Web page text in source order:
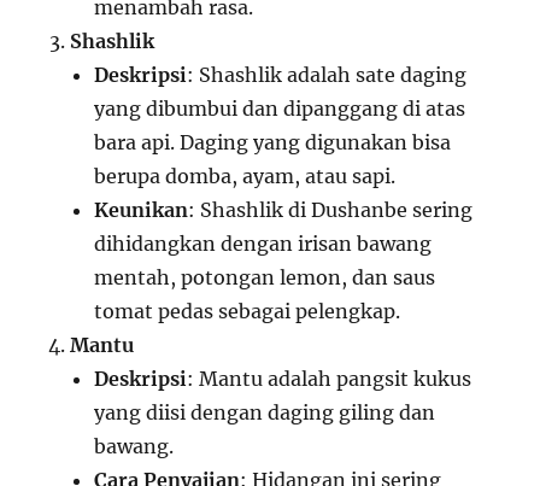
menambah rasa.
Shashlik
Deskripsi: Shashlik adalah sate daging
yang dibumbui dan dipanggang di atas
bara api. Daging yang digunakan bisa
berupa domba, ayam, atau sapi.
Keunikan: Shashlik di Dushanbe sering
dihidangkan dengan irisan bawang
mentah, potongan lemon, dan saus
tomat pedas sebagai pelengkap.
Mantu
Deskripsi: Mantu adalah pangsit kukus
yang diisi dengan daging giling dan
bawang.
Cara Penyajian: Hidangan ini sering